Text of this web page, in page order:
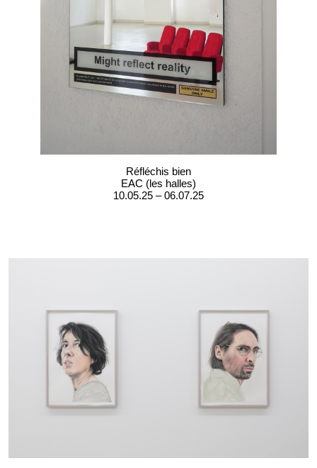
Réfléchis bien
EAC (les halles)
10.05.25 – 06.07.25